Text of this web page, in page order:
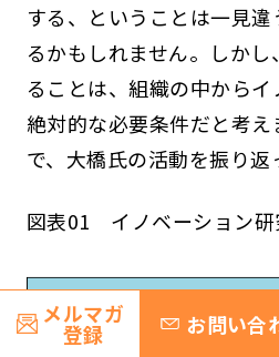
する、ということは一見
るかもしれません。しか
ることは、組織の中から
絶対的な必要条件だと考え
で、大橋氏の活動を振り返
図表01 イノベーション研
メルマガ
登録 お問い合